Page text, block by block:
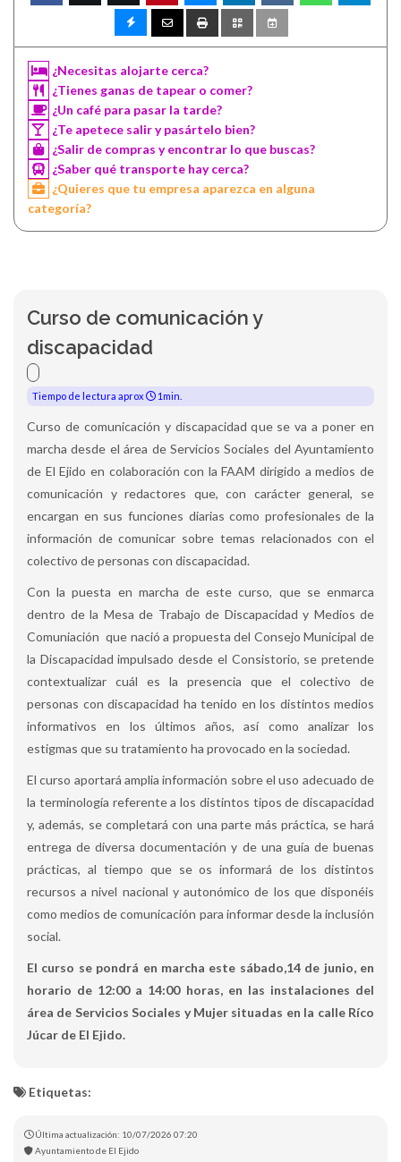
¿Necesitas alojarte cerca?
¿Tienes ganas de tapear o comer?
¿Un café para pasar la tarde?
¿Te apetece salir y pasártelo bien?
¿Salir de compras y encontrar lo que buscas?
¿Saber qué transporte hay cerca?
¿Quieres que tu empresa aparezca en alguna
categoría?
Curso de comunicación y
discapacidad
Tiempo de lectura aprox 1min.
Curso de comunicación y discapacidad que se va a poner en
marcha desde el área de Servicios Sociales del Ayuntamiento
de El Ejido en colaboración con la FAAM dirigido a medios de
comunicación y redactores que, con carácter general, se
encargan en sus funciones diarias como profesionales de la
información de comunicar sobre temas relacionados con el
colectivo de personas con discapacidad.
Con la puesta en marcha de este curso, que se enmarca
dentro de la Mesa de Trabajo de Discapacidad y Medios de
Comuniación que nació a propuesta del Consejo Municipal de
la Discapacidad impulsado desde el Consistorio, se pretende
contextualizar cuál es la presencia que el colectivo de
personas con discapacidad ha tenido en los distintos medios
informativos en los últimos años, así como analizar los
estigmas que su tratamiento ha provocado en la sociedad.
El curso aportará amplia información sobre el uso adecuado de
la terminología referente a los distintos tipos de discapacidad
y, además, se completará con una parte más práctica, se hará
entrega de diversa documentación y de una guía de buenas
prácticas, al tiempo que se os informará de los distintos
recursos a nivel nacional y autonómico de los que disponéis
como medios de comunicación para informar desde la inclusión
social.
El curso se pondrá en marcha este sábado,14 de junio, en
horario de 12:00 a 14:00 horas, en las instalaciones del
área de Servicios Sociales y Mujer situadas en la calle Ríco
Júcar de El Ejido.
Etiquetas:
Última actualización: 10/07/2026 07:20
Ayuntamiento de El Ejido